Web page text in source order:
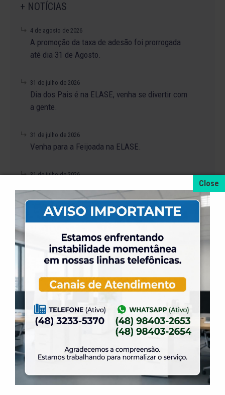
+ NOTÍCIAS
4 de agosto de 2026
A promoção da taxa de adesão foi prorrogada
até dia 31 de Agosto.
31 de julho de 2026
Dia dos Pais é na ELASE, venha se divertir com
a gente.
31 de julho de 2026
Venha para a Feijoada na ELASE.
31 de julho de 2026
Suíço.
O Torneio de Duplas Masculinas ELASE
PróTênis 2026 está chegando.
19 de julho de 2026
Venha para o Happy Hour na ELASE.
14 de julho de 2026
Abertura de Reservas para os Salões de Festas
Venha curtir a Festa Julina da ELASE.